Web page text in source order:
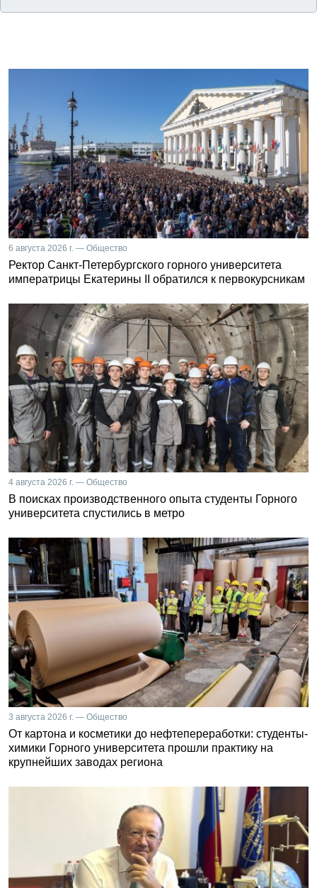
6 августа 2026 г. — Общество
Ректор Санкт-Петербургского горного университета
императрицы Екатерины II обратился к первокурсникам
4 августа 2026 г. — Общество
В поисках производственного опыта студенты Горного
университета спустились в метро
3 августа 2026 г. — Общество
От картона и косметики до нефтепереработки: студенты-
химики Горного университета прошли практику на
крупнейших заводах региона